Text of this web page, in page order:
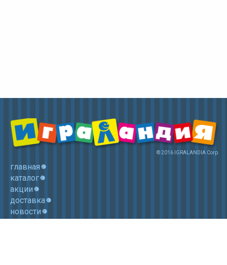
© 2016 IGRALANDIA Corp.
главная
каталог
акции
доставка
новости